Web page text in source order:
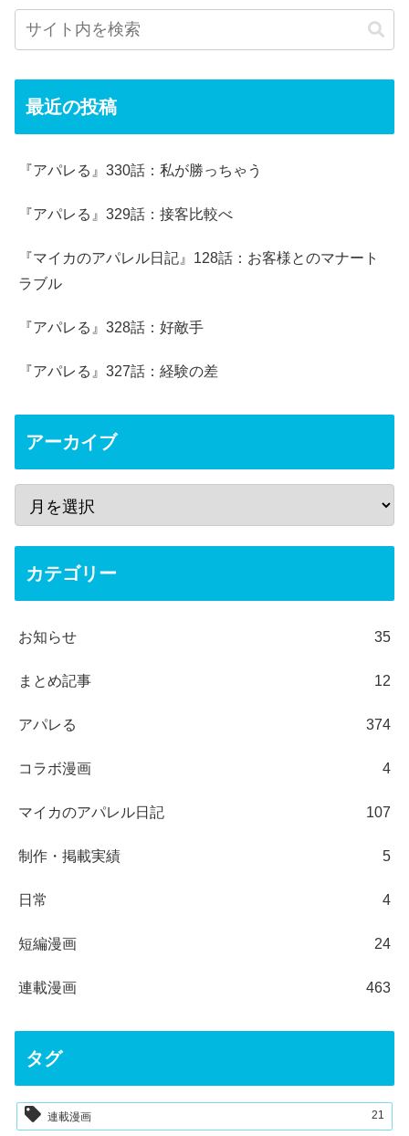
最近の投稿
『アパレる』330話：私が勝っちゃう
『アパレる』329話：接客比較べ
『マイカのアパレル日記』128話：お客様とのマナート
ラブル
『アパレる』328話：好敵手
『アパレる』327話：経験の差
アーカイブ
カテゴリー
お知らせ 35
まとめ記事 12
アパレる 374
コラボ漫画 4
マイカのアパレル日記 107
制作・掲載実績 5
日常 4
短編漫画 24
連載漫画 463
タグ
連載漫画 21